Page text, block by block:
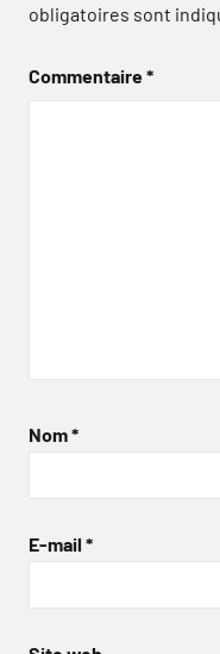
obligatoires sont
Commentaire*
Nom*
E-mail *